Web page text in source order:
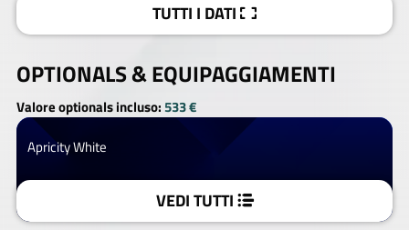
TUTTI I DATI
OPTIONALS &EQUIPAGGIAMENTI
Valore optionals incluso:533 €
Apricity White
VEDI TUTTI